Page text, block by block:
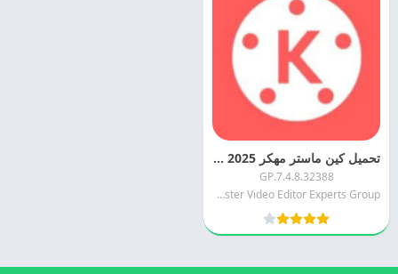
تحميل كين ماستر مهكر 2025 kinemaster Pro اخر اصدار
7.4.8.32388.GP
KineMaster Video Editor Experts Group